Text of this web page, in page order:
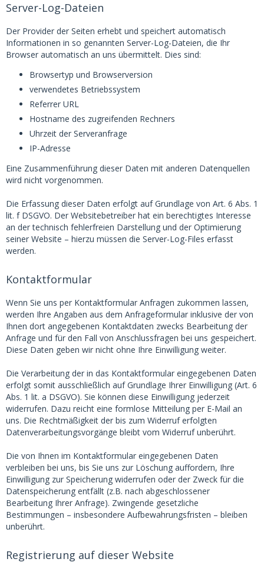
Server-Log-Dateien
Der Provider der Seiten erhebt und speichert automatisch
Informationen in so genannten Server-Log-Dateien, die Ihr
Browser automatisch an uns übermittelt. Dies sind:
Browsertyp und Browserversion
verwendetes Betriebssystem
Referrer URL
Hostname des zugreifenden Rechners
Uhrzeit der Serveranfrage
IP-Adresse
Eine Zusammenführung dieser Daten mit anderen Datenquellen
wird nicht vorgenommen.
Die Erfassung dieser Daten erfolgt auf Grundlage von Art. 6 Abs. 1
lit. f DSGVO. Der Websitebetreiber hat ein berechtigtes Interesse
an der technisch fehlerfreien Darstellung und der Optimierung
seiner Website – hierzu müssen die Server-Log-Files erfasst
werden.
Kontaktformular
Wenn Sie uns per Kontaktformular Anfragen zukommen lassen,
werden Ihre Angaben aus dem Anfrageformular inklusive der von
Ihnen dort angegebenen Kontaktdaten zwecks Bearbeitung der
Anfrage und für den Fall von Anschlussfragen bei uns gespeichert.
Diese Daten geben wir nicht ohne Ihre Einwilligung weiter.
Die Verarbeitung der in das Kontaktformular eingegebenen Daten
erfolgt somit ausschließlich auf Grundlage Ihrer Einwilligung (Art. 6
Abs. 1 lit. a DSGVO). Sie können diese Einwilligung jederzeit
widerrufen. Dazu reicht eine formlose Mitteilung per E-Mail an
uns. Die Rechtmäßigkeit der bis zum Widerruf erfolgten
Datenverarbeitungsvorgänge bleibt vom Widerruf unberührt.
Die von Ihnen im Kontaktformular eingegebenen Daten
verbleiben bei uns, bis Sie uns zur Löschung auffordern, Ihre
Einwilligung zur Speicherung widerrufen oder der Zweck für die
Datenspeicherung entfällt (z.B. nach abgeschlossener
Bearbeitung Ihrer Anfrage). Zwingende gesetzliche
Bestimmungen – insbesondere Aufbewahrungsfristen – bleiben
unberührt.
Registrierung auf dieser Website